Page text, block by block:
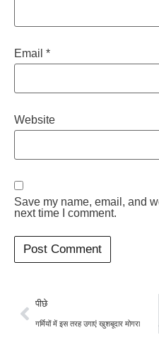
Email *
Website
Save my name, email, and
next time I comment.
पीछे
गर्मियों में इस तरह उगाएं खुशबूदार मोगरा